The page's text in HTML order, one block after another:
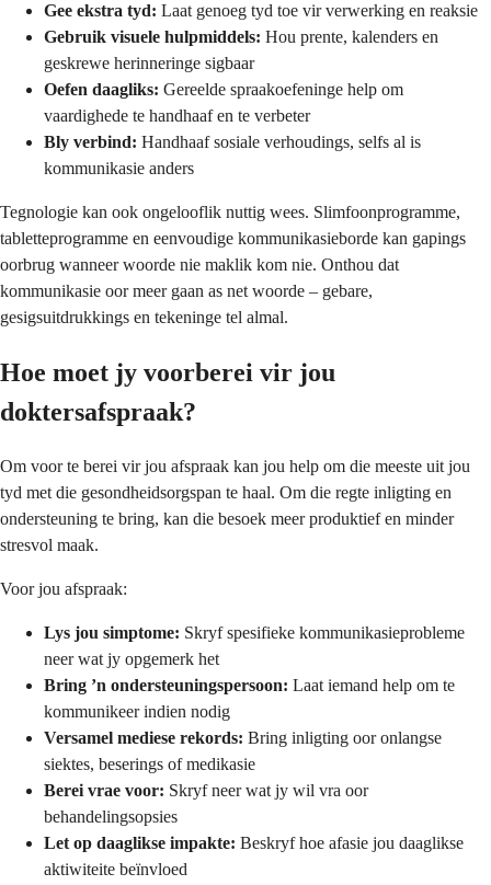
Gee ekstra tyd: Laat genoeg tyd toe vir verwerking en reaksie
Gebruik visuele hulpmiddels: Hou prente, kalenders en
geskrewe herinneringe sigbaar
Oefen daagliks: Gereelde spraakoefeninge help om
vaardighede te handhaaf en te verbeter
Bly verbind: Handhaaf sosiale verhoudings, selfs al is
kommunikasie anders
Tegnologie kan ook ongelooflik nuttig wees. Slimfoonprogramme,
tabletteprogramme en eenvoudige kommunikasieborde kan gapings
oorbrug wanneer woorde nie maklik kom nie. Onthou dat
kommunikasie oor meer gaan as net woorde – gebare,
gesigsuitdrukkings en tekeninge tel almal.
Hoe moet jy voorberei vir jou
doktersafspraak?
Om voor te berei vir jou afspraak kan jou help om die meeste uit jou
tyd met die gesondheidsorgspan te haal. Om die regte inligting en
ondersteuning te bring, kan die besoek meer produktief en minder
stresvol maak.
Voor jou afspraak:
Lys jou simptome: Skryf spesifieke kommunikasieprobleme
neer wat jy opgemerk het
Bring ’n ondersteuningspersoon: Laat iemand help om te
kommunikeer indien nodig
Versamel mediese rekords: Bring inligting oor onlangse
siektes, beserings of medikasie
Berei vrae voor: Skryf neer wat jy wil vra oor
behandelingsopsies
Let op daaglikse impakte: Beskryf hoe afasie jou daaglikse
aktiwiteite beïnvloed